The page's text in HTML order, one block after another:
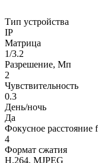
Тип устройства
IP
Матрица
1/3.2
Разрешение, Мп
2
Чувствительность
0.3
День/ночь
Да
Фокусное расстояние
4
Формат сжатия
H.264, MJPEG